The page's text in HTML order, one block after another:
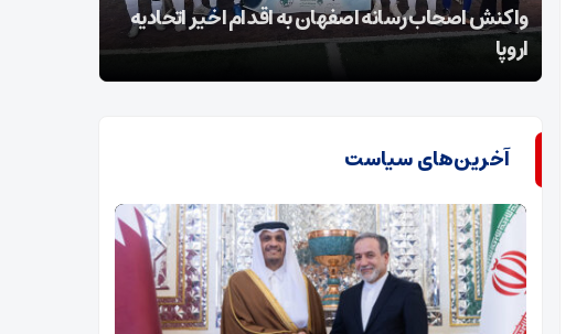
اقدام اتحادیه اروپا علیه سپاه سیاسی و غیرقانونی
است
آخرین‌های سیاست